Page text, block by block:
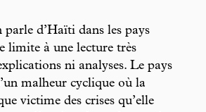
parle d’Haïti dans les pays
limite à une lecture très
ni analyses. Le pays
malheur cyclique où la
victime des crises qu’elle